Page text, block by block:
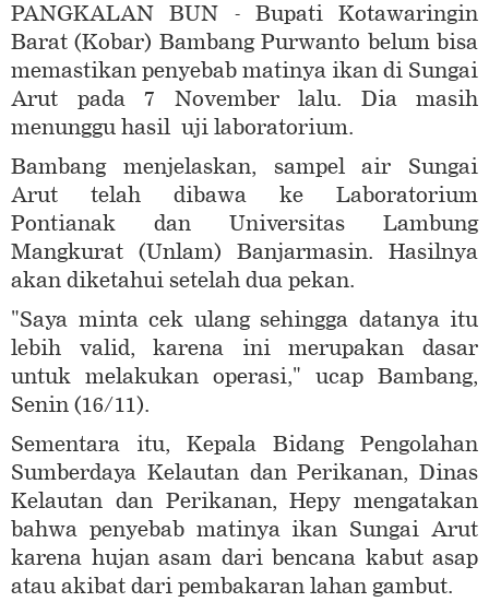
PANGKALAN BUN - Bupati Kotawaringin
Barat (Kobar) Bambang Purwanto belum bisa
memastikan penyebab matinya ikan di Sungai
Arut pada 7 November lalu. Dia masih
menunggu hasil uji laboratorium.
Bambang menjelaskan, sampel air Sungai
Arut telah dibawa ke Laboratorium
Pontianak dan Universitas Lambung
Mangkurat (Unlam) Banjarmasin. Hasilnya
akan diketahui setelah dua pekan.
"Saya minta cek ulang sehingga datanya itu
lebih valid, karena ini merupakan dasar
untuk melakukan operasi," ucap Bambang,
Senin (16/11).
Sementara itu, Kepala Bidang Pengolahan
Sumberdaya Kelautan dan Perikanan, Dinas
Kelautan dan Perikanan, Hepy mengatakan
bahwa penyebab matinya ikan Sungai Arut
karena hujan asam dari bencana kabut asap
atau akibat dari pembakaran lahan gambut.